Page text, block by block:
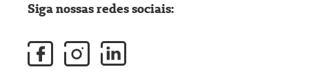
Siga nossas redes sociais: